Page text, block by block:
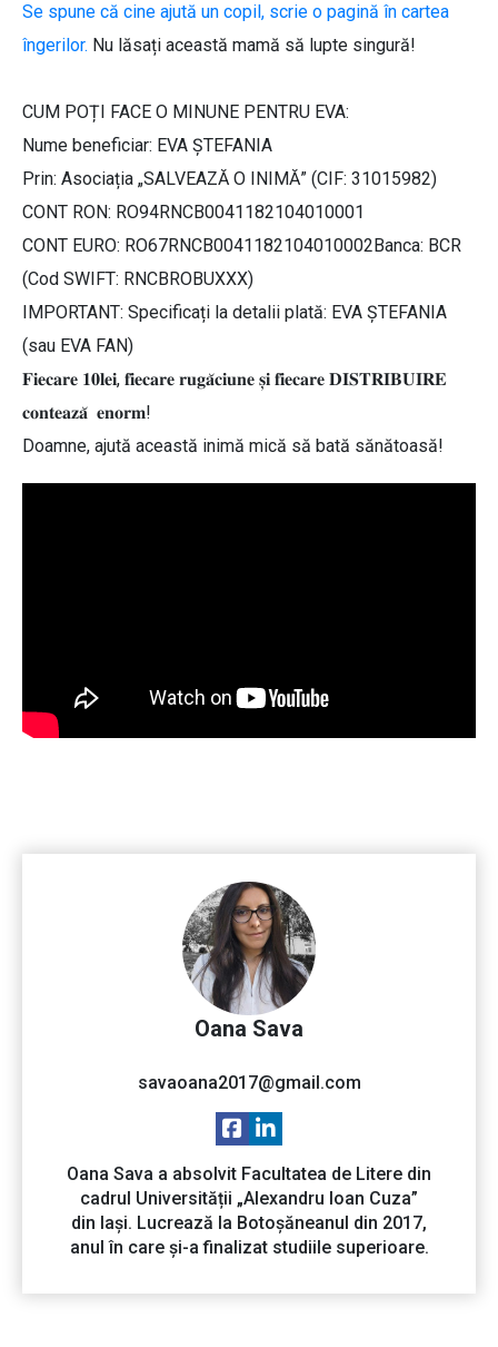
Se spune că cine ajută un copil, scrie o pagină în cartea
îngerilor. Nu lăsați această mamă să lupte singură!
CUM POȚI FACE O MINUNE PENTRU EVA:
Nume beneficiar: EVA ȘTEFANIA
Prin: Asociația „SALVEAZĂ O INIMĂ” (CIF: 31015982)
CONT RON: RO94RNCB0041182104010001
CONT EURO: RO67RNCB0041182104010002Banca: BCR
(Cod SWIFT: RNCBROBUXXX)
IMPORTANT: Specificați la detalii plată: EVA ȘTEFANIA
(sau EVA FAN)
𝐅𝐢𝐞𝐜𝐚𝐫𝐞 𝟏𝟎𝐥𝐞𝐢, 𝐟𝐢𝐞𝐜𝐚𝐫𝐞 𝐫𝐮𝐠𝐚̆𝐜𝐢𝐮𝐧𝐞 𝐬̦𝐢 𝐟𝐢𝐞𝐜𝐚𝐫𝐞 𝐃𝐈𝐒𝐓𝐑𝐈𝐁𝐔𝐈𝐑𝐄
𝐜𝐨𝐧𝐭𝐞𝐚𝐳𝐚̆ 𝐞𝐧𝐨𝐫𝐦!
Doamne, ajută această inimă mică să bată sănătoasă!
Oana Sava
savaoana2017@gmail.com
Oana Sava a absolvit Facultatea de Litere din
cadrul Universității „Alexandru Ioan Cuza”
din Iași. Lucrează la Botoșăneanul din 2017,
anul în care și-a finalizat studiile superioare.